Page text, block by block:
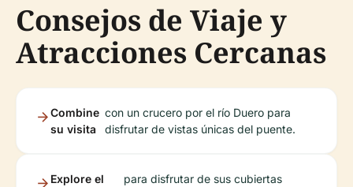
Consejos de Viaje y
Atracciones Cercanas
Combine
su visita
con un crucero por el río Duero para
disfrutar de vistas únicas del puente.
Explore el
para disfrutar de sus cubiertas